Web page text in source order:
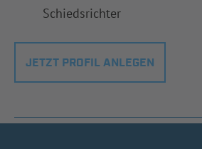
Schiedsrichter
JETZT PROFIL ANLEGEN